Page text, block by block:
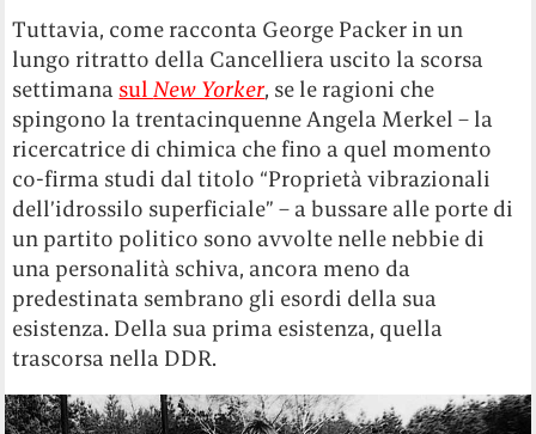
Tuttavia, come racconta George Packer in un
lungo ritratto della Cancelliera uscito la scorsa
settimana sulNew Yorker, se le ragioni che
spingono la trentacinquenne Angela Merkel – la
ricercatrice di chimica che fino a quel momento
co-firma studi dal titolo “Proprietà vibrazionali
dell’idrossilo superficiale” – a bussare alle porte di
un partito politico sono avvolte nelle nebbie di
una personalità schiva, ancora meno da
predestinata sembrano gli esordi della sua
esistenza. Della sua prima esistenza, quella
trascorsa nella DDR.